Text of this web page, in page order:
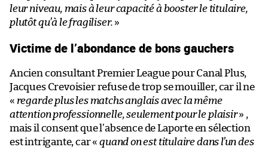
leur niveau, mais à leur capacité à booster le titulaire,
plutôt qu’à le fragiliser. »
Victime de l’abondance de bons gauchers
Ancien consultant Premier League pour Canal Plus,
Jacques Crevoisier refuse de trop se mouiller, car il ne
« regarde plus les matchs anglais avec la même
attention professionnelle, seulement pour le plaisir» ,
mais il consent que l’absence de Laporte en sélection
est intrigante, car «quand on est titulaire dans l’un des